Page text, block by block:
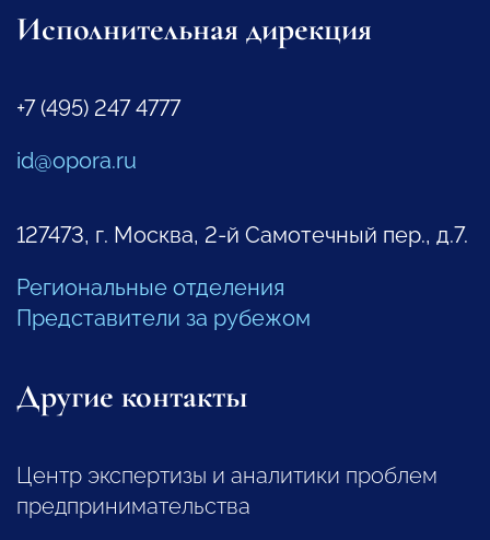
Исполнительная дирекция
+7 (495) 247 4777
id@opora.ru
127473, г. Москва, 2-й Самотечный пер., д.7.
Региональные отделения
Представители за рубежом
Другие контакты
Центр экспертизы и аналитики проблем
предпринимательства